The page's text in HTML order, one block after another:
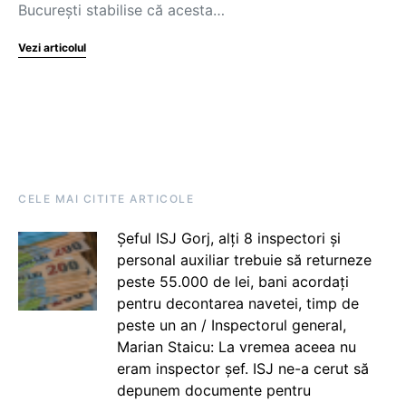
București stabilise că acesta…
Vezi articolul
CELE MAI CITITE ARTICOLE
Șeful ISJ Gorj, alți 8 inspectori și
personal auxiliar trebuie să returneze
peste 55.000 de lei, bani acordați
pentru decontarea navetei, timp de
peste un an / Inspectorul general,
Marian Staicu: La vremea aceea nu
eram inspector șef. ISJ ne-a cerut să
depunem documente pentru